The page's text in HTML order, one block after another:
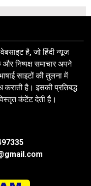
है, जो हिंदी न्यूज
निष्पक्ष समाचार अपने
साइटों की तुलना में
कराती है। इसकी प्रतिबद्ध
कंटेंट देती है।